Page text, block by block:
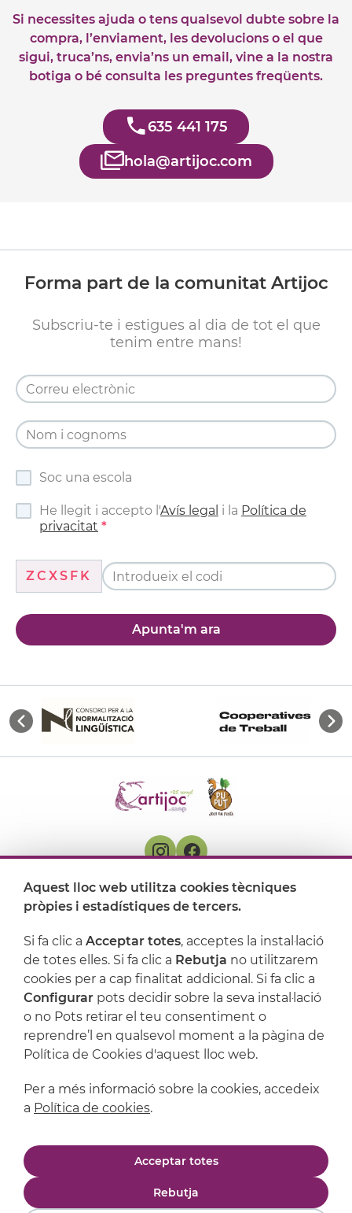
Si necessites ajuda o tens qualsevol dubte sobre la
compra, l’enviament, les devolucions o el que
sigui, truca’ns, envia’ns un email, vine a la nostra
botiga o bé consulta les preguntes freqüents.
635 441 175
hola@artijoc.com
Forma part de la comunitat Artijoc
Subscriu-te i estigues al dia de tot el que
tenim entre mans!
Soc una escola
He llegit i accepto l'Avís legal i la Política de
privacitat
ZCXSFK
Apunta'm ara
On ens trobem
Suport
Política de privacitat
Aquest lloc web utilitza cookies tècniques
pròpies i estadístiques de tercers.
Si fa clic a Acceptar totes, acceptes la instal·lació
de totes elles. Si fa clic a Rebutja no utilitzarem
cookies per a cap finalitat addicional. Si fa clic a
Configurar pots decidir sobre la seva instal·lació
o no Pots retirar el teu consentiment o
reprendre’l en qualsevol moment a la pàgina de
Política de Cookies d'aquest lloc web.
Per a més informació sobre la cookies, accedeix
a Política de cookies.
Acceptar totes
Rebutja